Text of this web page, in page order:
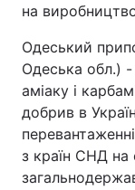
на
Одеський
Одеська обл.)
аміаку і
добрив в
з країн СНД на